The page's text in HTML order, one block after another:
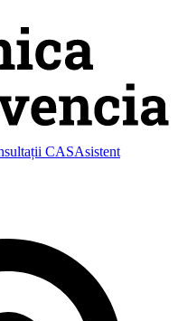
CASAsistent